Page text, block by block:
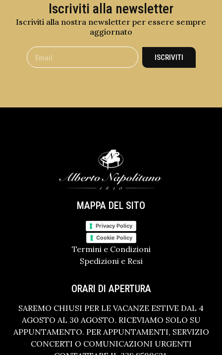
Iscriviti alla newsletter
Iscriviti alla nostra newsletter per essere sempre
aggiornato
ISCRIVITI
MAPPA DEL SITO
Privacy Policy
Cookie Policy
Termini e Condizioni
Spedizioni e Resi
ORARI DI APERTURA
SAREMO CHIUSI PER LE VACANZE ESTIVE DAL 4
AGOSTO AL 30 AGOSTO. RICEVIAMO SOLO SU
APPUNTAMENTO. PER APPUNTAMENTI, SERVIZIO
CONCERTI O COMUNICAZIONI URGENTI